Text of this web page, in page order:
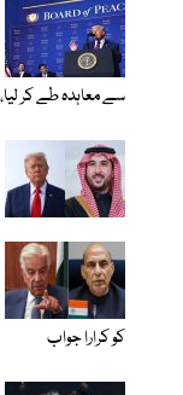
سے معاہدہ طے کر
کو کرارا جواب